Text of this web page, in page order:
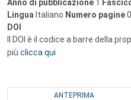
Anno di pubblicazione 1
Lingua Italiano Numero pagine0
DOI
Il DOI è il codice a barre della
più clicca qui
ANTEPRIMA